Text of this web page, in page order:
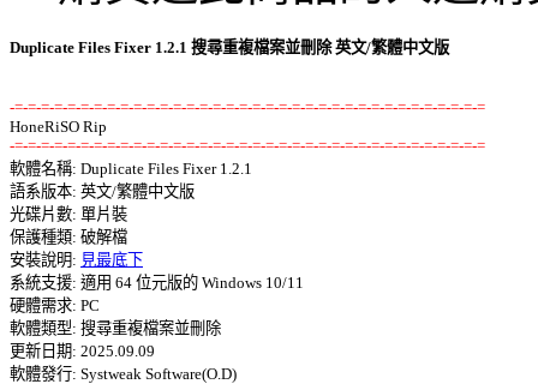
Duplicate Files Fixer 1.2.1 搜尋重複檔案並刪除 英文/繁體中文版
-=-=-=-=-=-=-=-=-=-=-=-=-=-=-=-=-=-=-=-=-=-=-=-=-=-=-=-=-=-=-=-=-=-=-=-=
-=-=-=-=-=-=-=-=-=-=-=-=-=-=-=-=-=-=-=-=-=-=-=-=-=-=-=-=-=-=-=-=-=-=-=-=
軟體名稱: Duplicate Files Fixer 1.2.1
語系版本: 英文/繁體中文版
光碟片數: 單片裝
保護種類: 破解檔
安裝說明: 見最底下
系統支援: 適用 64 位元版的 Windows 10/11
硬體需求: PC
軟體類型: 搜尋重複檔案並刪除
更新日期: 2025.09.09
軟體發行: Systweak Software(O.D)